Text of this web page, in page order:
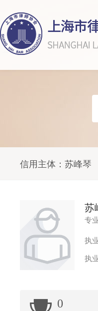
信用主体： 苏峰琴
苏
专
执
执
0